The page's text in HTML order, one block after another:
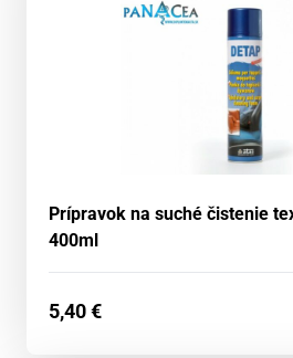
Prípravok na suché čistenie
400ml
5,40€